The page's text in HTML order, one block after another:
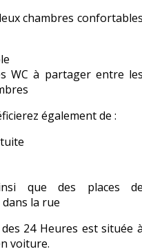
chambres
WC à partager entre
également de :
que des places
la rue
24 Heures est située
voiture.